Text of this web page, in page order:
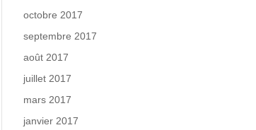
octobre 2017
septembre 2017
août 2017
juillet 2017
mars 2017
janvier 2017